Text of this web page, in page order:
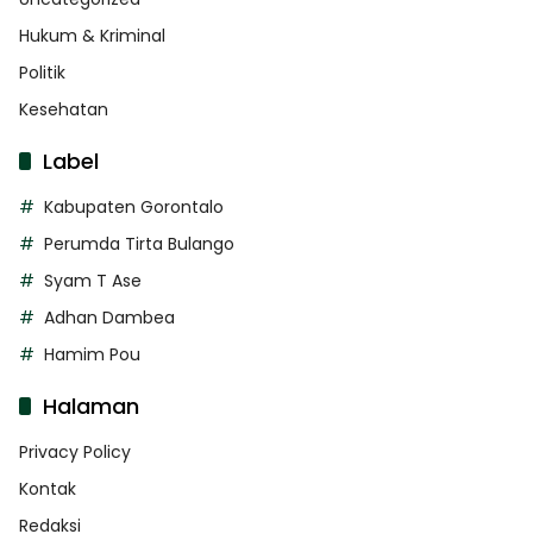
Hukum & Kriminal
Politik
Kesehatan
Label
Kabupaten Gorontalo
Perumda Tirta Bulango
Syam T Ase
Adhan Dambea
Hamim Pou
Halaman
Privacy Policy
Kontak
Redaksi